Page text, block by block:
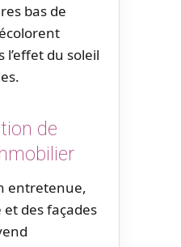
bas de
du soleil
de
entretenue,
des façades